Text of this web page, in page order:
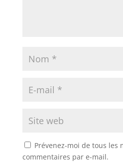
Prévenez-moi de tous les
commentaires par e-mail.